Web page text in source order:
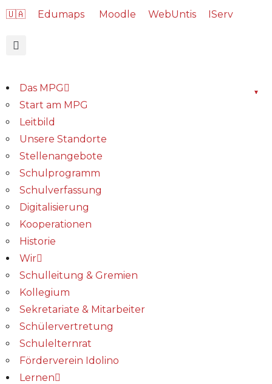
🇺🇦 Edumaps Moodle WebUntis IServ
Das MPG
Start am MPG
Leitbild
Unsere Standorte
Stellenangebote
Schulprogramm
Schulverfassung
Digitalisierung
Kooperationen
Historie
Wir
Schulleitung & Gremien
Kollegium
Sekretariate & Mitarbeiter
Schülervertretung
Schulelternrat
Förderverein Idolino
Lernen